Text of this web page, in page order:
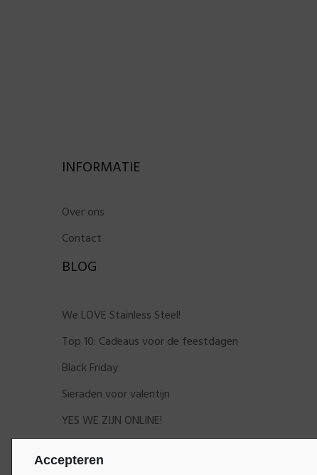
Accepteren
INFORMATIE
Over ons
Contact
BLOG
We LOVE Stainless Steel!
Top 10: Cadeaus voor de feestdagen
Black Friday
Sieraden voor valentijn
YES WE ZIJN ONLINE!